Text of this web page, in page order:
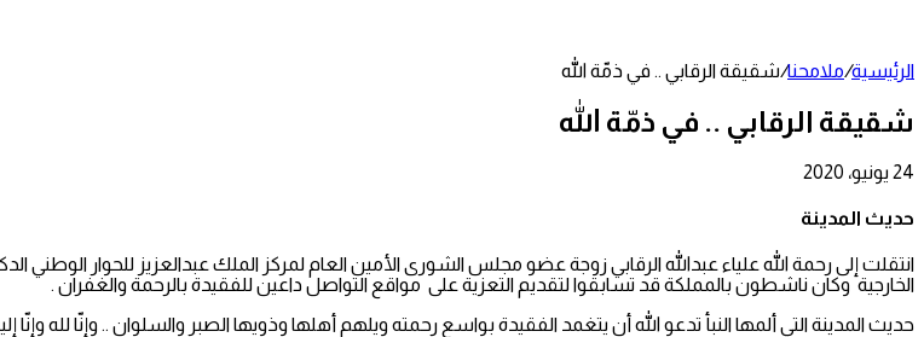
الرئيسية/ملامحنا/شقيقة الرقابي .. في ذمّة الله
شقيقة الرقابي .. في ذمّة الله
24 يونيو، 2020
فيسبوك
لينكدإن
واتساب
تيلقرام
مشاركة
عبر
البريد
طباعة
حديث المدينة
انتقلت إلى رحمة الله علياء عبدالله الرقابي زوجة عضو مجلس الشورى الأمين العام لمركز الملك عبدالعزيز للحوار الوطني
الخارجية وكان ناشطون بالمملكة قد تسابقوا لتقديم التعزية على مواقع التواصل داعين للفقيدة بالرحمة والغفران .
حديث المدينة التي ألمها النبأ تدعو الله أن يتغمد الفقيدة بواسع رحمته ويلهم أهلها وذويها الصبر والسلوان .. وإنّا لله وإنّا